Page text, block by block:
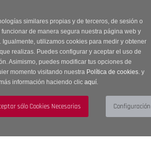
similares propias y de terceros, de sesión o
de manera segura nuestra página web y
utilizamos cookies para medir y obtener
realizas. Puedes configurar y aceptar el uso de
Asimismo, puedes modificar tus opciones de
momento visitando nuestra Política de cookies.y
información haciendo clic aquí.
OUTLET con código OUTLET20